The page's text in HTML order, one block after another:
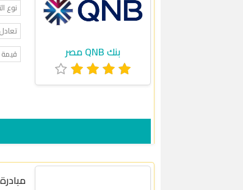
بنك QNB مصر
نوع
تعادل
قيمة